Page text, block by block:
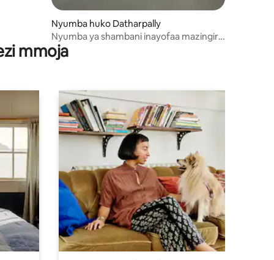
Nyumba huko Datharpally
Nyumba ya shambani inayofaa mazingira
katika kijiji cha Datharpally.
mmoja